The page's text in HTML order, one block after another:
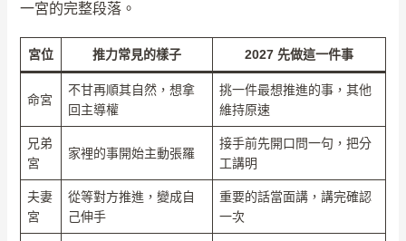
一宮的完整段落。
宮位 推力常見的樣子 2027 先做這一件事
命宮
不甘再順其自然，想拿
回主導權
挑一件最想推進的事，其他
維持原速
兄弟
宮
家裡的事開始主動張羅
接手前先開口問一句，把分
工講明
夫妻
宮
從等對方推進，變成自
己伸手
重要的話當面講，講完確認
一次